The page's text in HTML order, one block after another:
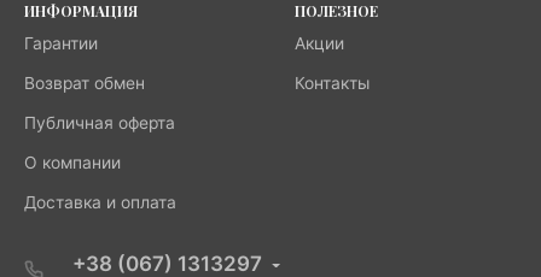
ИНФОРМАЦИЯ
Гарантии
Возврат обмен
Публичная оферта
О компании
Доставка и оплата
ПОЛЕЗНОЕ
Акции
Контакты
+38 (067) 1313297